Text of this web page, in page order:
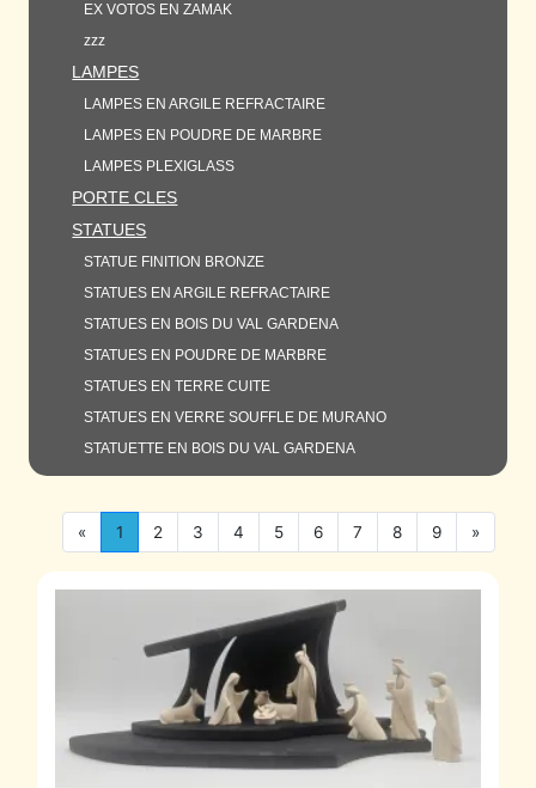
EX VOTOS EN ZAMAK
zzz
LAMPES
LAMPES EN ARGILE REFRACTAIRE
LAMPES EN POUDRE DE MARBRE
LAMPES PLEXIGLASS
PORTE CLES
STATUES
STATUE FINITION BRONZE
STATUES EN ARGILE REFRACTAIRE
STATUES EN BOIS DU VAL GARDENA
STATUES EN POUDRE DE MARBRE
STATUES EN TERRE CUITE
STATUES EN VERRE SOUFFLE DE MURANO
STATUETTE EN BOIS DU VAL GARDENA
« 1 2 3 4 5 6 7 8 9 »